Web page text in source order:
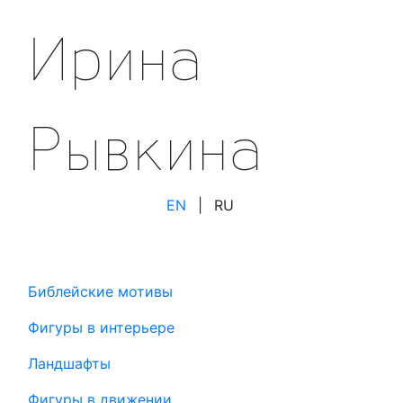
Ирина
Рывкина
EN RU
Библейские мотивы
Фигуры в интерьере
Ландшафты
Фигуры в движении